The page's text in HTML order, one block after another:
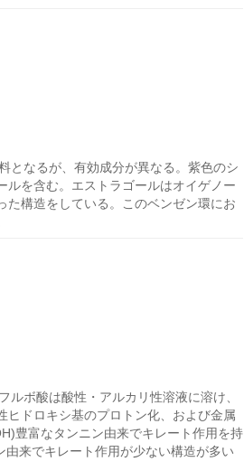
となるが、有効成分が異なる。紫色のシ
ルを含む。エストラゴールはオイゲノー
た構造をしている。このベンゼン環にお
ボ酸は酸性・アルカリ性溶液に溶け、
ドロキシ基のプロトン化、および金属
豊富なタンニン由来でキレート作用を持
来でキレート作用が少ない構造が多い